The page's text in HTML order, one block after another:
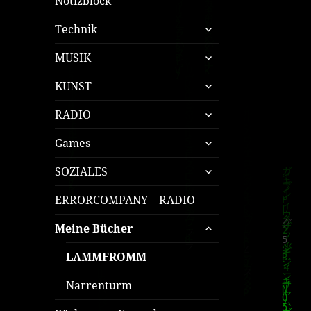
Technik
untermenü
öffnen
MUSIK
untermenü
öffnen
KUNST
untermenü
öffnen
RADIO
untermenü
öffnen
Games
untermenü
öffnen
SOZIALES
untermenü
öffnen
ERRORCOMPANY – RADIO
Meine Bücher
untermenü
öffnen
LAMMFROMM
Narrenturm